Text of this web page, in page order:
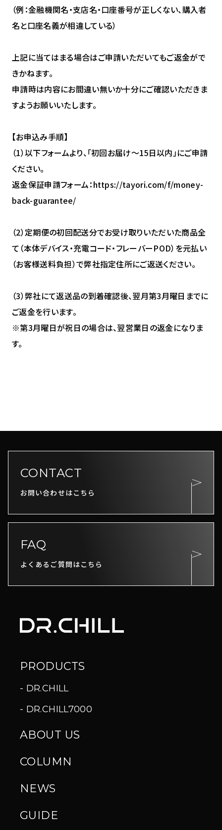
（例：金融機関名・支店名・口座番号が正しくない、購入者
名と口座名義が相違している）
上記に当てはまる場合はご申請いただいてもご返金がで
きかねます。
申請時は内容にお間違い無いか十分にご確認いただきま
すようお願いいたします。
【お申込み手順】
（1）以下フォームより、「初回お届け〜15日以内」にご申請
ください。
返金保証申請フォーム：https://tayori.com/f/money-
back-guarantee/
（2）定期便の初回配送分でお受け取りいただいた商品全
て（本体デバイス・充電コード・フレーバーPOD）を元払い
（お客様送料負担）で弊社指定住所にご返送ください。
（3）弊社にて返送品の到着確認後、翌月第3月曜日までに
ご返金を行います。
※第3月曜日が祝日の場合は、翌営業日の返金になりま
す。
CONTACT
お問い合わせはこちら
FAQ
よくあるご質問はこちら
PRODUCTS
DR.CHILL
DR.CHILL7000
ABOUT US
COLUMN
NEWS
GUIDE